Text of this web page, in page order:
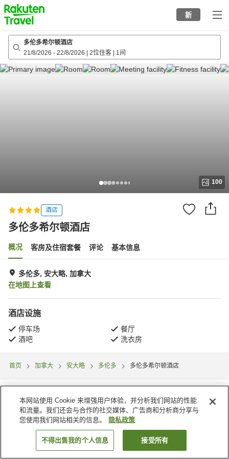
to
top
page
新
多伦多希尔顿酒店
21/8/2026 - 22/8/2026 2位住客 1间
100
酒店
多伦多希尔顿酒店
概况 客房及住宿套餐 评论 基本信息
多伦多, 安大略, 加拿大
在地图上查看
酒店设施
停车场
餐厅
酒吧
洗衣房
首页 加拿大 安大略 多伦多 多伦多希尔顿酒店
搜索客房
本网站使用 Cookie 来增强用户体验，并分析我们网站的性能
和流量。我们还会与合作的社交媒体、广告商和分析商分享与
您使用我们网站相关的信息。
隐私政策
不得出售我的个人信息 接受所有